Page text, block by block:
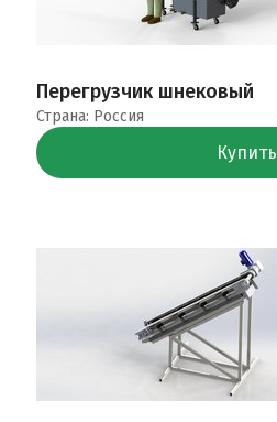
Перегрузчик шнековый
Страна: Россия
Купить